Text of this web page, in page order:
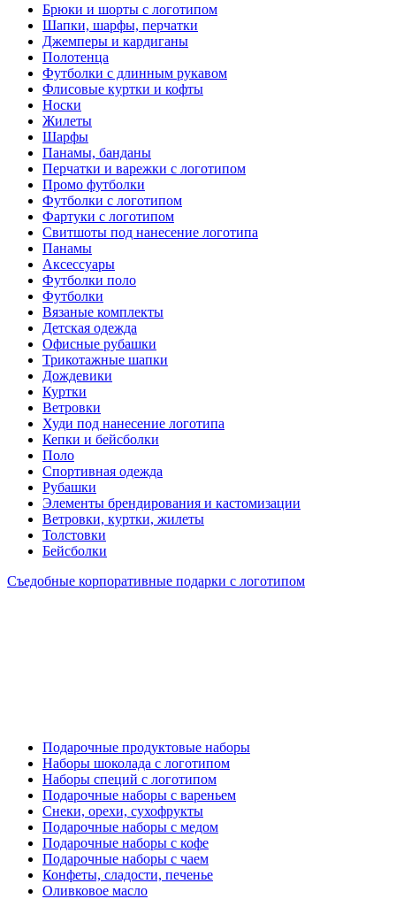
Брюки и шорты с логотипом
Шапки, шарфы, перчатки
Джемперы и кардиганы
Полотенца
Футболки с длинным рукавом
Флисовые куртки и кофты
Носки
Жилеты
Шарфы
Панамы, банданы
Перчатки и варежки с логотипом
Промо футболки
Футболки с логотипом
Фартуки с логотипом
Свитшоты под нанесение логотипа
Панамы
Аксессуары
Футболки поло
Футболки
Вязаные комплекты
Детская одежда
Офисные рубашки
Трикотажные шапки
Дождевики
Куртки
Ветровки
Худи под нанесение логотипа
Кепки и бейсболки
Поло
Спортивная одежда
Рубашки
Элементы брендирования и кастомизации
Ветровки, куртки, жилеты
Толстовки
Бейсболки
Съедобные корпоративные подарки с логотипом
Подарочные продуктовые наборы
Наборы шоколада с логотипом
Наборы специй с логотипом
Подарочные наборы с вареньем
Снеки, орехи, сухофрукты
Подарочные наборы с медом
Подарочные наборы с кофе
Подарочные наборы с чаем
Конфеты, сладости, печенье
Оливковое масло